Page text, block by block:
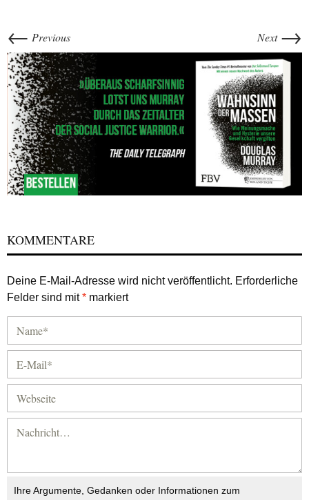
← Previous Next →
KOMMENTARE
Deine E-Mail-Adresse wird nicht veröffentlicht. Erforderliche
Felder sind mit* markiert
Ihre Argumente, Gedanken oder Informationen zum